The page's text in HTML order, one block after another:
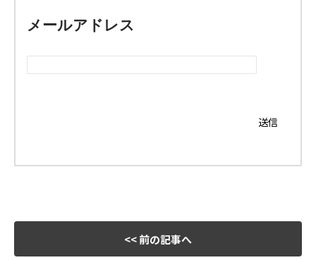
メールアドレス
<< 前の記事へ